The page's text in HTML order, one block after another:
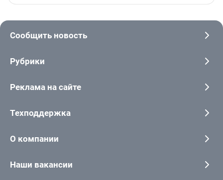
Сообщить новость
Рубрики
Реклама на сайте
Техподдержка
О компании
Наши вакансии